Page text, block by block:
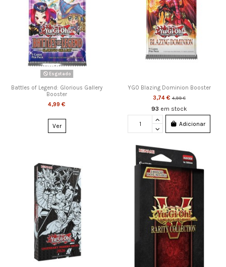
Esgotado
Battles of Legend: Glorious Gallery
Booster
4,99 €
Ver
YGO Blazing Dominion Booster
3,74 €4,99 €
93 em stock
Adicionar